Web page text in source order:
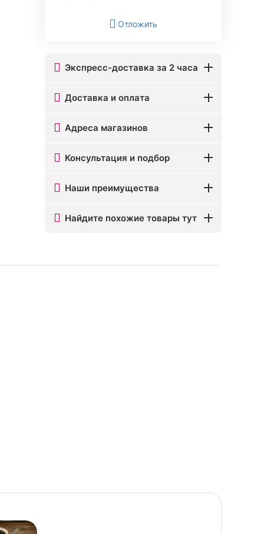
Отложить
Экспресс-доставка за 2 часа
Доставка и оплата
Адреса магазинов
Консультация и подбор
Наши преимущества
Найдите похожие товары тут